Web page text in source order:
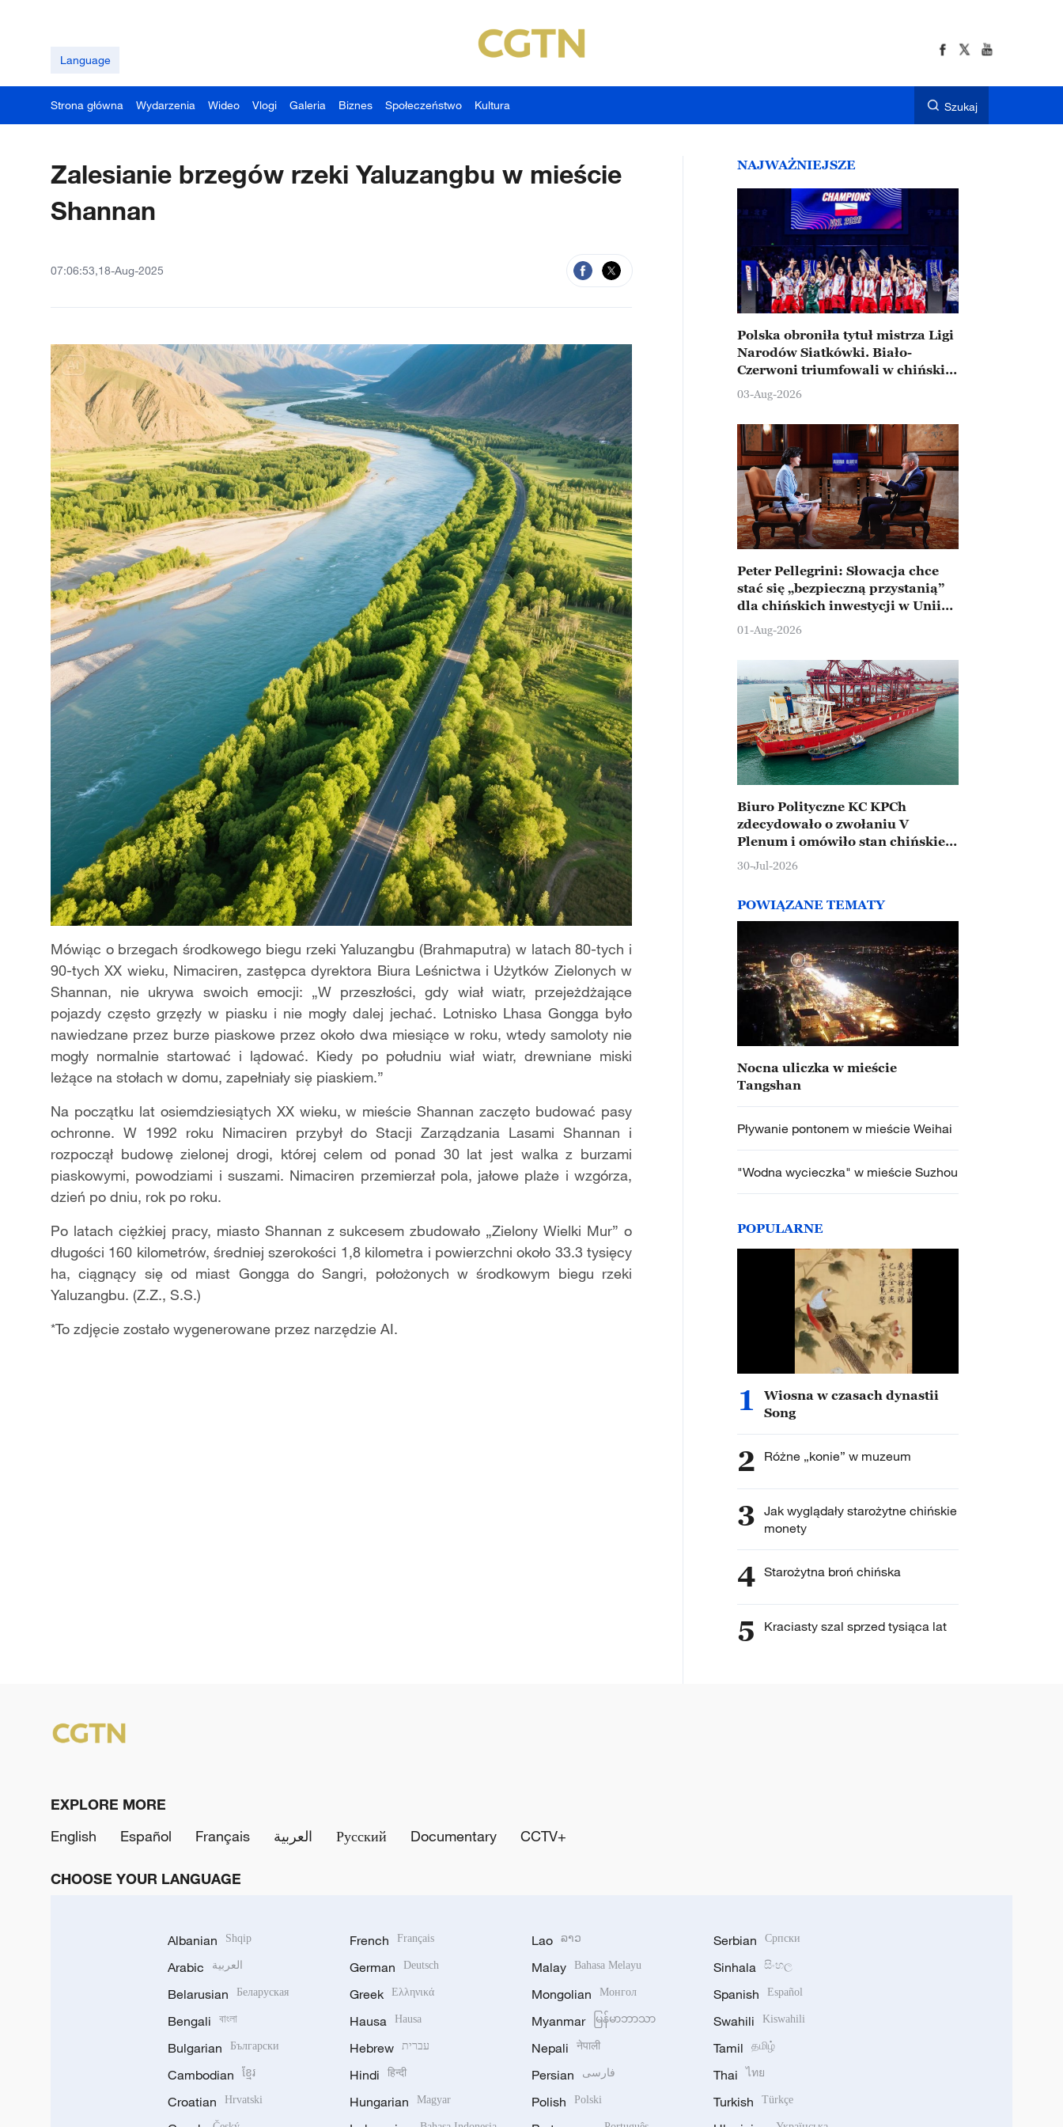
Language
Strona główna Wydarzenia Wideo Vlogi Galeria Biznes Społeczeństwo Kultura Szukaj
Zalesianie brzegów rzeki Yaluzangbu w mieście
Shannan
07:06:53,18-Aug-2025
Mówiąc o brzegach środkowego biegu rzeki Yaluzangbu (Brahmaputra) w latach 80-tych i
90-tych XX wieku, Nimaciren, zastępca dyrektora Biura Leśnictwa i Użytków Zielonych w
Shannan, nie ukrywa swoich emocji: „W przeszłości, gdy wiał wiatr, przejeżdżające
pojazdy często grzęzły w piasku i nie mogły dalej jechać. Lotnisko Lhasa Gongga było
nawiedzane przez burze piaskowe przez około dwa miesiące w roku, wtedy samoloty nie
mogły normalnie startować i lądować. Kiedy po południu wiał wiatr, drewniane miski
leżące na stołach w domu, zapełniały się piaskiem.”
Na początku lat osiemdziesiątych XX wieku, w mieście Shannan zaczęto budować pasy
ochronne. W 1992 roku Nimaciren przybył do Stacji Zarządzania Lasami Shannan i
rozpoczął budowę zielonej drogi, której celem od ponad 30 lat jest walka z burzami
piaskowymi, powodziami i suszami. Nimaciren przemierzał pola, jałowe plaże i wzgórza,
dzień po dniu, rok po roku.
Po latach ciężkiej pracy, miasto Shannan z sukcesem zbudowało „Zielony Wielki Mur” o
długości 160 kilometrów, średniej szerokości 1,8 kilometra i powierzchni około 33.3 tysięcy
ha, ciągnący się od miast Gongga do Sangri, położonych w środkowym biegu rzeki
Yaluzangbu. (Z.Z., S.S.)
*To zdjęcie zostało wygenerowane przez narzędzie AI.
NAJWAŻNIEJSZE
Polska obroniła tytuł mistrza Ligi
Narodów Siatkówki. Biało-
Czerwoni triumfowali w chińskim
Ningbo
03-Aug-2026
Peter Pellegrini: Słowacja chce
stać się „bezpieczną przystanią”
dla chińskich inwestycji w Unii
Europejskiej
01-Aug-2026
Biuro Polityczne KC KPCh
zdecydowało o zwołaniu V
Plenum i omówiło stan chińskiej
gospodarki
30-Jul-2026
POWIĄZANE TEMATY
Nocna uliczka w mieście
Tangshan
Pływanie pontonem w mieście Weihai
"Wodna wycieczka" w mieście Suzhou
POPULARNE
1
Wiosna w czasach dynastii
Song
2 Różne „konie” w muzeum
3 Jak wyglądały starożytne chińskie
monety
4 Starożytna broń chińska
5 Kraciasty szal sprzed tysiąca lat
EXPLORE MORE
English
Español Français العربية Русский Documentary CCTV+
CHOOSE YOUR LANGUAGE
Albanian Shqip
Arabic العربية
Belarusian Беларуская
Bengali বাংলা
Bulgarian Български
Cambodian ខ្មែរ
Croatian Hrvatski
French Français
German Deutsch
Greek Ελληνικά
Hausa Hausa
Hebrew עברית
Hindi हिन्दी
Hungarian Magyar
Lao ລາວ
Malay Bahasa Melayu
Mongolian Монгол
Myanmar မြန်မာဘာသာ
Nepali नेपाली
Persian فارسی
Polish Polski
Serbian Српски
Sinhala සිංහල
Spanish Español
Swahili Kiswahili
Tamil தமிழ்
Thai ไทย
Turkish Türkçe